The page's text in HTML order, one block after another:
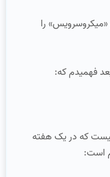
«میکروسرویس» را
فهمیدم که:
که در یک هفته
است: